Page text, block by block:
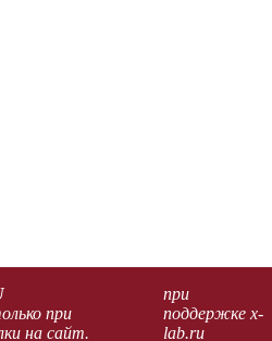
при
на сайт.
при
поддержке x-
lab.ru